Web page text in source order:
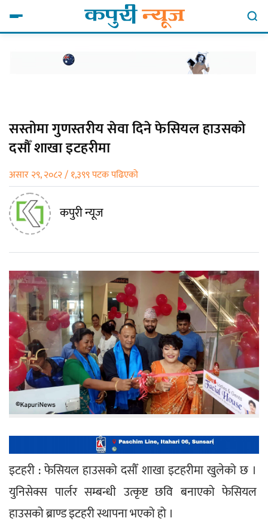
सस्तोमा गुणस्तरीय सेवा दिने फेसियल हाउसको
दसौँ शाखा इटहरीमा
असार २९, २०८२ / १,३९९ पटक पढिएको
कपुरी न्यूज
इटहरी : फेसियल हाउसको दसौँ शाखा इटहरीमा खुलेको छ ।
युनिसेक्स पार्लर सम्बन्धी उत्कृष्ट छवि बनाएको फेसियल
हाउसको ब्राण्ड इटहरी स्थापना भएको हो ।